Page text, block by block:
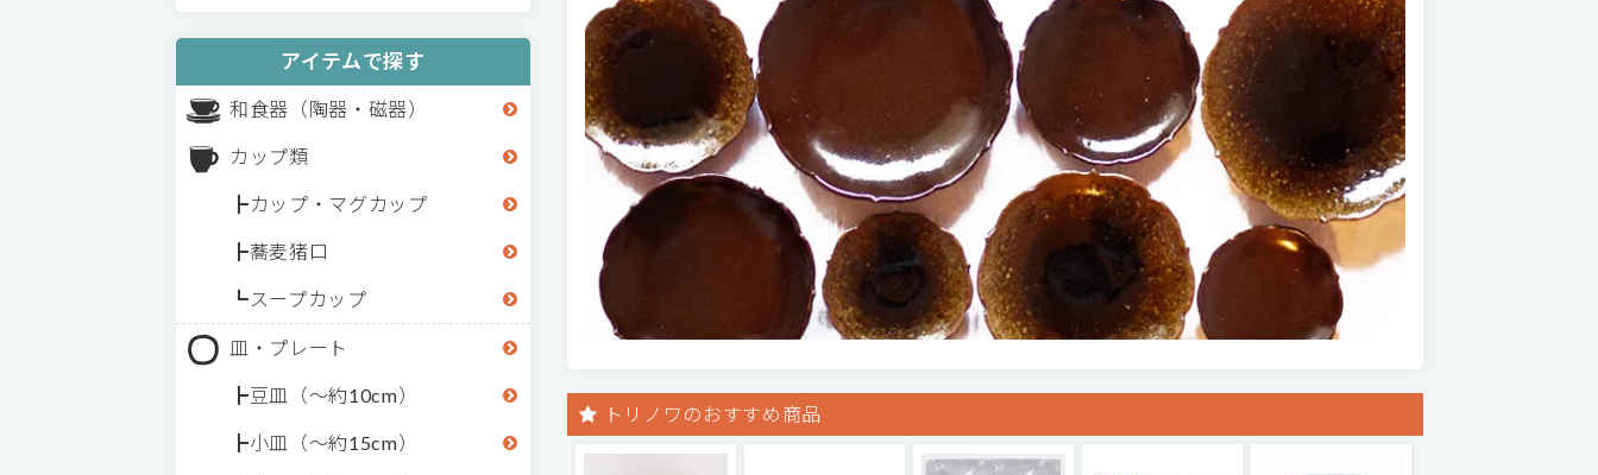
アイテムで探す
和食器（陶器・磁器）
カップ類
カップ・マグカップ
蕎麦猪口
スープカップ
皿・プレート
豆皿（～約10cm）
小皿（～約15cm）
トリノワのおすすめ商品